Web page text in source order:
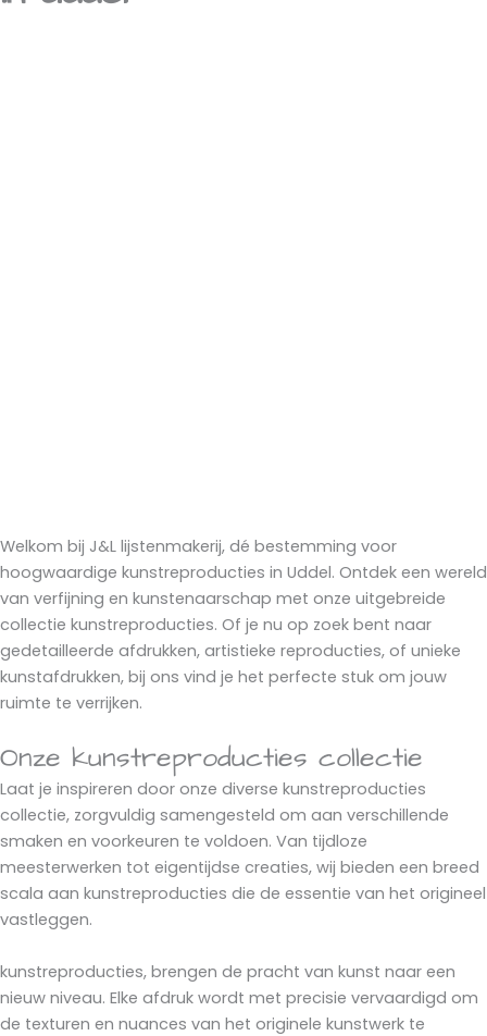
Welkom bij J&L lijstenmakerij, dé bestemming voor
hoogwaardige kunstreproducties in Uddel. Ontdek een wereld
van verfijning en kunstenaarschap met onze uitgebreide
collectie kunstreproducties. Of je nu op zoek bent naar
gedetailleerde afdrukken, artistieke reproducties, of unieke
kunstafdrukken, bij ons vind je het perfecte stuk om jouw
ruimte te verrijken.
Onze kunstreproducties collectie
Laat je inspireren door onze diverse kunstreproducties
collectie, zorgvuldig samengesteld om aan verschillende
smaken en voorkeuren te voldoen. Van tijdloze
meesterwerken tot eigentijdse creaties, wij bieden een breed
scala aan kunstreproducties die de essentie van het origineel
vastleggen.
kunstreproducties, brengen de pracht van kunst naar een
nieuw niveau. Elke afdruk wordt met precisie vervaardigd om
de texturen en nuances van het originele kunstwerk te